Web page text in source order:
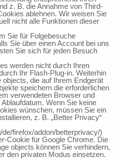
z. B. die Annahme von Third-
ablehnen. Wir weisen Sie
nicht alle Funktionen dieser
Sie für Folgebesuche
Sie über einen Account bei uns
Sie sich für jeden Besuch
werden nicht durch Ihren
Ihr Flash-Plug-in. Weiterhin
die auf Ihrem Endgerät
speichern die erforderlichen
verwendeten Browser und
Wenn Sie keine
wünschen, müssen Sie ein
z. B. „Better Privacy“
firefox/addon/betterprivacy/)
Cookie für Google Chrome. Die
objects können Sie verhindern,
den privaten Modus einsetzen.